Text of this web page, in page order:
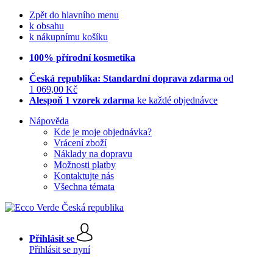
Zpět do hlavního menu
k obsahu
k nákupnímu košíku
100% přírodní kosmetika
Česká republika: Standardní doprava zdarma od
1 069,00 Kč
Alespoň 1 vzorek zdarma ke každé objednávce
Nápověda
Kde je moje objednávka?
Vrácení zboží
Náklady na dopravu
Možnosti platby
Kontaktujte nás
Všechna témata
Přihlásit se
Přihlásit se nyní